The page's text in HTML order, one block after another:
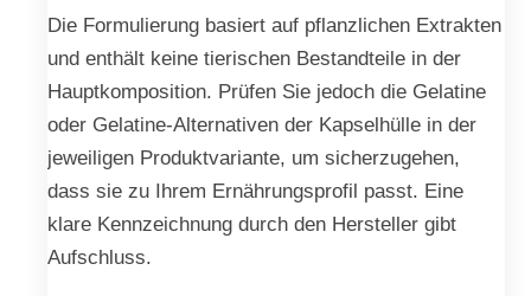
Die Formulierung basiert auf pflanzlichen Extrakten
und enthält keine tierischen Bestandteile in der
Hauptkomposition. Prüfen Sie jedoch die Gelatine
oder Gelatine-Alternativen der Kapselhülle in der
jeweiligen Produktvariante, um sicherzugehen,
dass sie zu Ihrem Ernährungsprofil passt. Eine
klare Kennzeichnung durch den Hersteller gibt
Aufschluss.